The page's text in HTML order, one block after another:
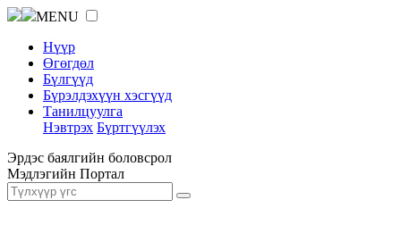
MENU
Нүүр
Өгөгдөл
Бүлгүүд
Бүрэлдэхүүн хэсгүүд
Танилцуулга
Нэвтрэх Бүртгүүлэх
Эрдэс баялгийн боловсрол
Мэдлэгийн Портал